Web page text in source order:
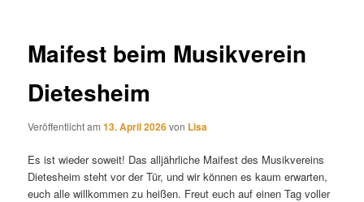
Maifest beim Musikverein
Dietesheim
Veröffentlicht am13. April 2026von Lisa
Es ist wieder soweit! Das alljährliche Maifest des Musikvereins
Dietesheim steht vor der Tür, und wir können es kaum erwarten,
euch alle willkommen zu heißen. Freut euch auf einen Tag voller